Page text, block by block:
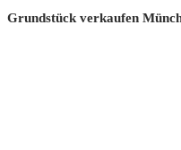
Grundstück verkaufen